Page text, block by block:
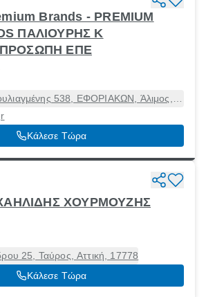
Brands - PREMIUM
ΠΑΛΙΟΥΡΗΣ Κ
ΕΠΕ
538, ΕΦΟΡΙΑΚΩΝ, Άλιμος,
Κάλεσε Τώρα
ΧΟΥΡΜΟΥΖΗΣ
25, Ταύρος, Αττική, 17778
Κάλεσε Τώρα